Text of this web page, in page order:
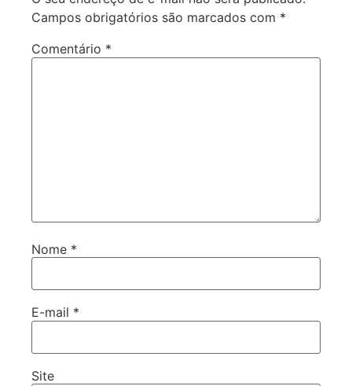
Campos obrigatórios são marcados com *
Comentário *
Nome *
E-mail *
Site